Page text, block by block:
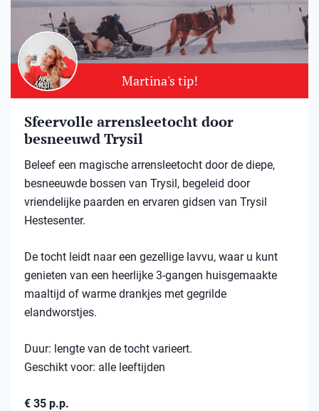
Martina's tip!
Sfeervolle arrensleetocht door
besneeuwd Trysil​
Beleef een magische arrensleetocht door de diepe,
besneeuwde bossen van Trysil, begeleid door
vriendelijke paarden en ervaren gidsen van Trysil
Hestesenter.
De tocht leidt naar een gezellige lavvu, waar u kunt
genieten van een heerlijke 3-gangen huisgemaakte
maaltijd of warme drankjes met gegrilde
elandworstjes.
Duur: lengte van de tocht varieert.
Geschikt voor: alle leeftijden
€ 35 p.p.